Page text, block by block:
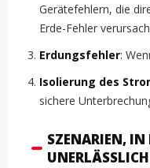
Gerätefehlern, die
Erde-Fehler
Erdungsfehler:
Isolierung des
sichere
SZENARIEN, IN